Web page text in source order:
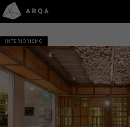
INTERIORISMO